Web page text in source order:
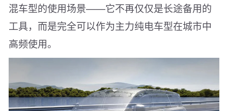
混车型的使用场景——它不再仅仅是长途备用的
工具，而是完全可以作为主力纯电车型在城市中
高频使用。